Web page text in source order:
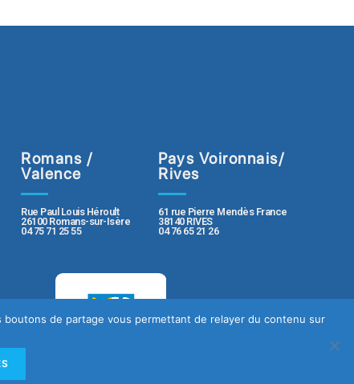
Romans /
Valence
Rue Paul Louis Héroult
26100 Romans-sur-Isère
04 75 71 25 55
Pays Voironnais/
Rives
61 rue Pierre Mendès France
38140 RIVES
04 76 65 21 26
de partage vous permettant de relayer du contenu sur